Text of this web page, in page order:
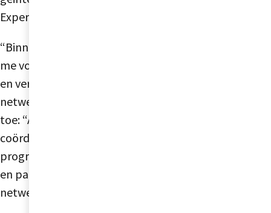
Expertisecentrum Leefstijl Interventies.
“Binnen de netwerkaanpak healthyLIFE richt ik
me voornamelijk op het strategisch begeleiden
en verbinden van verschillende partijen in het
netwerk” legt Angela uit. Joël voegt daaraan
toe: “Als projectleider zorg ik voor de dagelijkse
coördinatie en uitvoering binnen het
programma. Samen met diverse professionals
en partners werk ik aan het succes van de
netwerkaanpak."